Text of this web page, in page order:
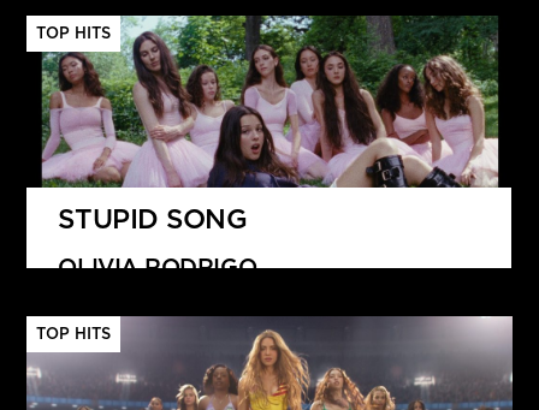
ARIANA GRANDE
TOP HITS
STUPID SONG
OLIVIA RODRIGO
TOP HITS